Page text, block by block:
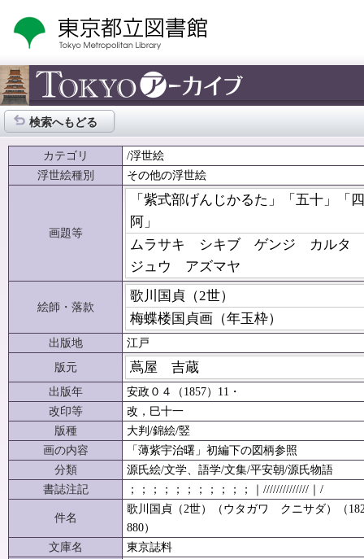
検索へもどる
カテゴリ
/浮世絵
浮世絵種別
その他の浮世絵
画題等
「紫式部げんじかるた」「五十」「四
阿」
ムラサキ シキブ ゲンジ カルタ
ジュウ アズマヤ
絵師・落款
歌川国貞（2世）
梅蝶楼国貞画（年玉枠）
出版地
江戸
版元
蔦屋 吉蔵
出版年
安政０４（1857）11・
改印等
改，巳十一
版種
大判/錦絵/竪
画の内容
「薄紫宇治曙」初編下の図柄参照
分類
源氏絵/文学、語学/文集/平安朝/源氏物語
書誌注記
；；；；；；；；；；；｜//////////////｜/
件名
歌川国貞（2世）（ウタガワ クニサダ）（
880）
文庫名
東京誌料